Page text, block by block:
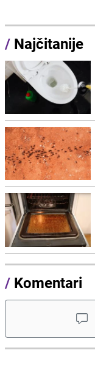
/ Najčitanije
/ Komentari